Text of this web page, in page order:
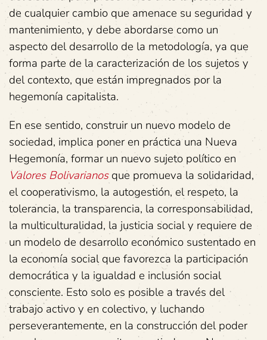
de cualquier cambio que amenace su seguridad y
mantenimiento, y debe abordarse como un
aspecto del desarrollo de la metodología, ya que
forma parte de la caracterización de los sujetos y
del contexto, que están impregnados por la
hegemonía capitalista.
En ese sentido, construir un nuevo modelo de
sociedad, implica poner en práctica una Nueva
Hegemonía, formar un nuevo sujeto político en
Valores Bolivarianosque promueva la solidaridad,
el cooperativismo, la autogestión, el respeto, la
tolerancia, la transparencia, la corresponsabilidad,
la multiculturalidad, la justicia social y requiere de
un modelo de desarrollo económico sustentado en
la economía social que favorezca la participación
democrática y la igualdad e inclusión social
consciente. Esto solo es posible a través del
trabajo activo y en colectivo, y luchando
perseverantemente, en la construcción del poder